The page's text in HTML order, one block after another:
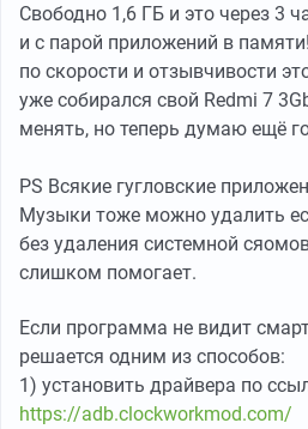
Свободно 1,6 ГБ и это через 3
и с парой приложений в
по скорости и отзывчивости
уже собирался свой Redmi 7
менять, но теперь думаю ещё
PS Всякие гугловские
Музыки тоже можно удалить
без удаления системной
слишком помогает.
Если программа не видит
решается одним из способов:
1) установить драйвера по
https://adb.clockworkmod.com/